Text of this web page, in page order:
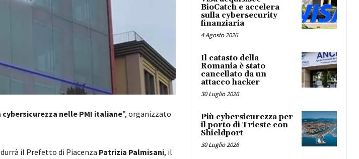
nelle PMI italiane”, organizzato
il Prefetto di Piacenza Patrizia Palmisani, il
BioCatch e accelera
sulla cybersecurity
finanziaria
4 Agosto 2026
Il catasto della
Romania è stato
cancellato da un
attacco hacker
30 Luglio 2026
Più cybersicurezza per
il porto di Trieste con
Shieldport
30 Luglio 2026